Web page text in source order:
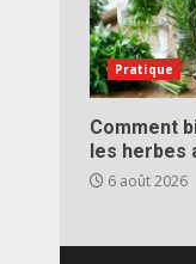
Pratique
Comment
les herbes
6 août 2026